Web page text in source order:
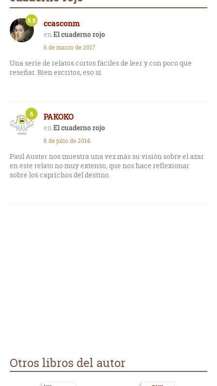
ccasconm
El cuaderno rojo
5.5
6 de marzo de 2017
Una serie de relatos cortos fáciles de leer y con poco que
reseñar. Bien escritos, eso sí.
PAKOKO
El cuaderno rojo
6
8 de julio de 2014
Paul Auster nos muestra una vez más su visión sobre el azar
en este relato no muy extenso, que nos hace reflexionar
sobre los caprichos del destino.
Otros libros del autor